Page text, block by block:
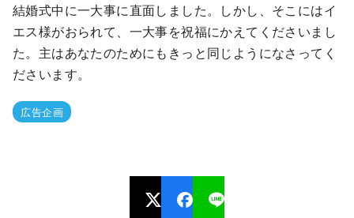
結婚式中に一大事に直面しました。しかし、そこにはイ
エス様がおられて、一大事を祝福にかえてくださいまし
た。主はあなたのためにもきっと同じようになさってく
ださいます。
広告企画